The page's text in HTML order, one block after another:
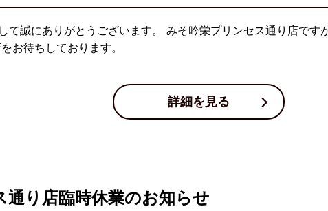
て誠にありがとうございます。 みそ吟栄プリンセス通り店です
お待ちしております。
詳細を見る
り店臨時休業のお知らせ